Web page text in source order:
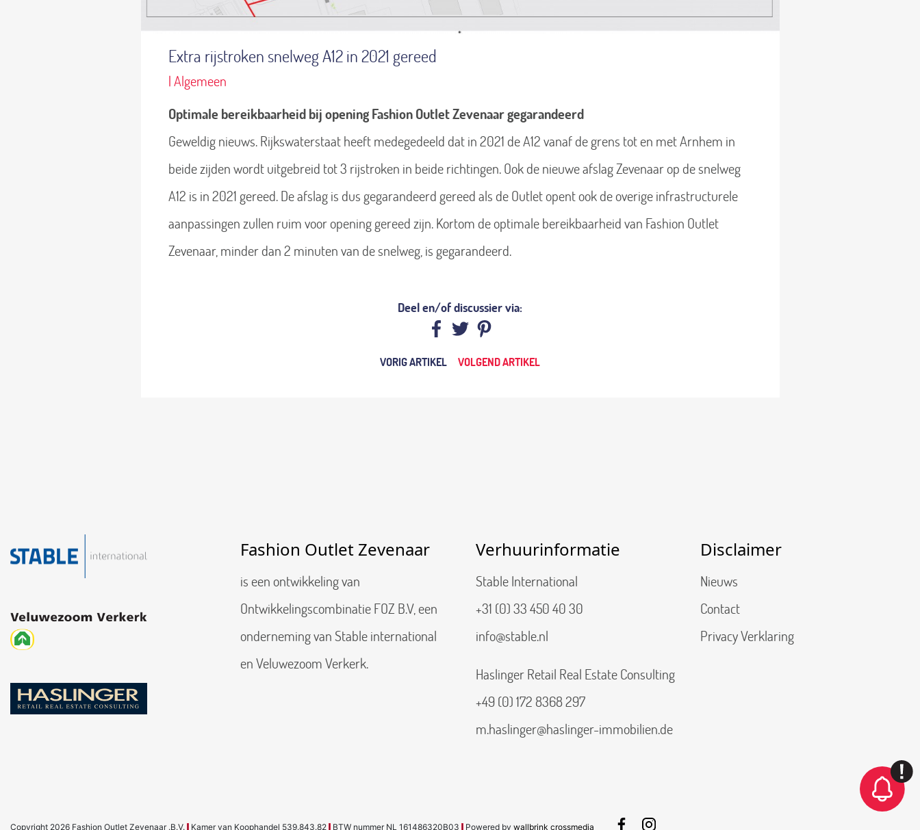
Extra rijstroken snelweg A12 in 2021 gereed
| Algemeen
Optimale bereikbaarheid bij opening Fashion Outlet Zevenaar gegarandeerd
Geweldig nieuws. Rijkswaterstaat heeft medegedeeld dat in 2021 de A12 vanaf de grens tot en met Arnhem in
beide zijden wordt uitgebreid tot 3 rijstroken in beide richtingen. Ook de nieuwe afslag Zevenaar op de snelweg
A12 is in 2021 gereed. De afslag is dus gegarandeerd gereed als de Outlet opent ook de overige infrastructurele
aanpassingen zullen ruim voor opening gereed zijn. Kortom de optimale bereikbaarheid van Fashion Outlet
Zevenaar, minder dan 2 minuten van de snelweg, is gegarandeerd.
Deel en/of discussier via:
VORIG ARTIKEL VOLGEND ARTIKEL
Fashion Outlet Zevenaar
is een ontwikkeling van
Ontwikkelingscombinatie FOZ B.V, een
onderneming van Stable international
en Veluwezoom Verkerk.
Verhuurinformatie
Stable International
+31 (0) 33 450 40 30
info@stable.nl
Haslinger Retail Real Estate Consulting
+49 (0) 172 8368 297
m.haslinger@haslinger-immobilien.de
Disclaimer
Nieuws
Contact
Privacy Verklaring
Copyright 2026 Fashion Outlet Zevenaar .B.V. Kamer van Koophandel 539.843.82 BTW nummer NL 161486320B03 Powered by wallbrink crossmedia